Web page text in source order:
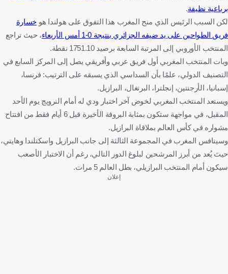
برباعية نظيفة.
لكن السبب الرئيس الذي منح المغرب هذا التفوق على هولندا هوخسارة
فريق الطواحين على يد ضيفه الجزائري بنتيجة 0-1 أمس الأربعاء
، حيث تراجع
المنتخب الأوروبي إلى المرتبة السابعة برصيد 1751.10 نقطة.
وبات المنتخب المغربي أول فريق عربي وأفريقي يصل إلى المركز السابع في
التصنيف الدولي، علمًا بأن السداسي الذي يسبقه على الترتيب: فرنسا،
إسبانيا، الأرجنتين، إنجلترا، البرتغال، البرازيل.
ويستعد المنتخب المغربي لخوض آخر اختبار ودي له أمام النرويج يوم الأحد
المقبل، في مواجهة ستكون بمثابة البروفة الأخيرة قبل 6 أيام فقط من افتتاح
مشواره في كأس العالم بملاقاة البرازيل.
وسينافس المغرب في المجموعة الثالثة إلى جانب البرازيل واسكتلندا وهايتي،
حيث يُعد من أبرز المرشحين لبلوغ الدور التالي، رغم أن الاختبار الأصعب
سيكون أمام المنتخب البرازيلي، بطل العالم 5 مرات.
إعلان